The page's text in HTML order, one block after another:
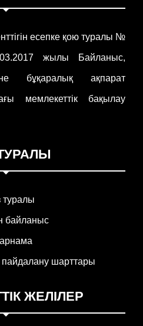
есепке қою туралы №
жылы Байланыс,
бұқаралық ақпарат
мемлекеттік бақылау
туралы
байланыс
шарттары
ЖЕЛІЛЕР